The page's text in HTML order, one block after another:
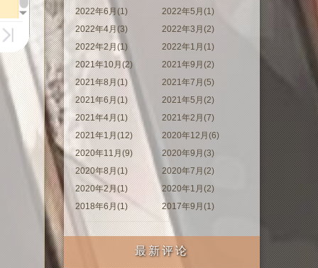
2022年6月(1)
2022年5月(1)
2022年4月(3)
2022年3月(2)
2022年2月(1)
2022年1月(1)
2021年10月(2)
2021年9月(2)
2021年8月(1)
2021年7月(5)
2021年6月(1)
2021年5月(2)
2021年4月(1)
2021年2月(7)
2021年1月(12)
2020年12月(6)
2020年11月(9)
2020年9月(3)
2020年8月(1)
2020年7月(2)
2020年2月(1)
2020年1月(2)
2018年6月(1)
2017年9月(1)
最新评论